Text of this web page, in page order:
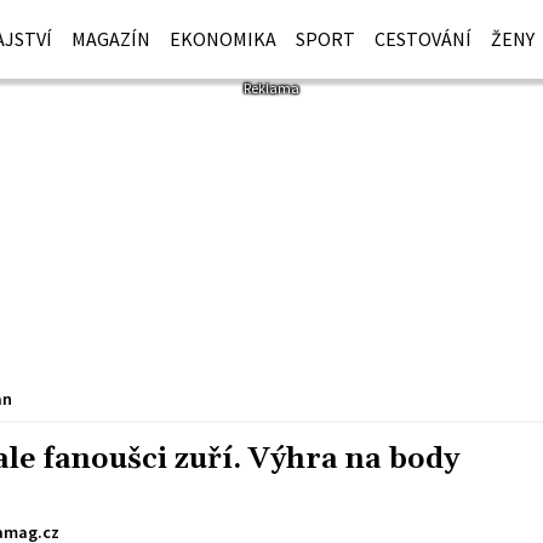
MAGAZÍN EKONOMIKA SPORT CESTOVÁNÍ ŽENY
fanoušci zuří. Výhra na body